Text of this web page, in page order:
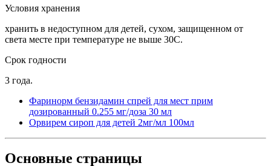
Условия хранения
хранить в недоступном для детей, сухом, защищенном от
света месте при температуре не выше 30С.
Срок годности
3 года.
Фаринорм бензидамин спрей для мест прим
дозированный 0.255 мг/доза 30 мл
Орвирем сироп для детей 2мг/мл 100мл
Основные страницы